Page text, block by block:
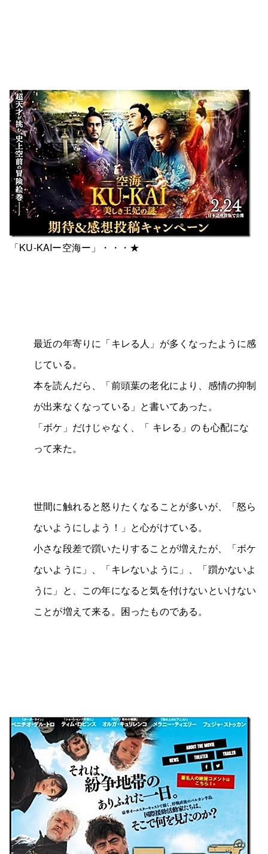
「KU-KAIー空海ー」・・・★
最近の年寄りに「キレる人」が多くなったように感
じている。
本を読んだら、「前頭葉の老化により、感情の抑制
が出来なくなっている」と書いてあった。
「ボケ」だけじゃなく、「 キレる」のも心配にな
って来た。
世間に触れると怒りたくなることが多いが、「怒ら
ないようにしよう！」と心がけている。
小さな段差で躓いたりすることが増えたが、「ボケ
ないように」、「キレないように」、「躓かないよ
うに」と、この年になると気を付けないといけない
ことが増えて来る。困ったものである。